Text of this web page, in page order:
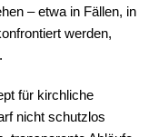
– etwa in Fällen, in
werden,
für kirchliche
nicht schutzlos